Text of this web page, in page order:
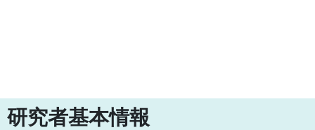
研究者基本情報